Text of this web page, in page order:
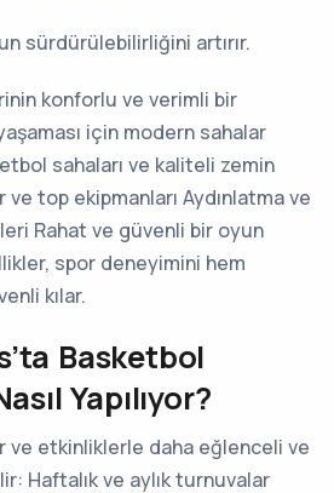
sürdürülebilirliğini artırır.
konforlu ve verimli bir
için modern sahalar
sahaları ve kaliteli zemin
top ekipmanları Aydınlatma ve
Rahat ve güvenli bir oyun
spor deneyimini hem
kılar.
Basketbol
Yapılıyor?
ve etkinliklerle daha eğlenceli ve
Haftalık ve aylık turnuvalar